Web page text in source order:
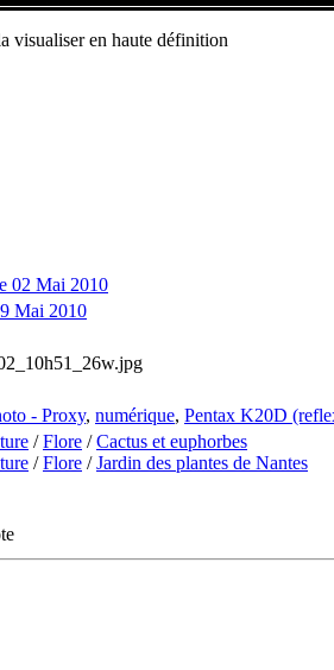
visualiser en haute définition
02 Mai 2010
Mai 2010
- Proxy, numérique, Pentax K20D
/Flore /Cactus et euphorbes
/Flore /Jardin des plantes de Nantes